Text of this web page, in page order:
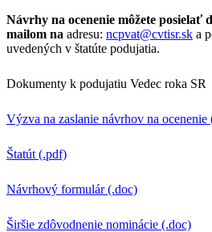
Návrhy na ocenenie môžete posielať
mailom na adresu: ncpvat@cvtisr.sk a
uvedených v štatúte podujatia.
Dokumenty k podujatiu Vedec roka SR
Výzva na zaslanie návrhov na ocenenie
Štatút (.pdf)
Návrhový formulár (.doc)
Širšie zdôvodnenie nominácie (.doc)